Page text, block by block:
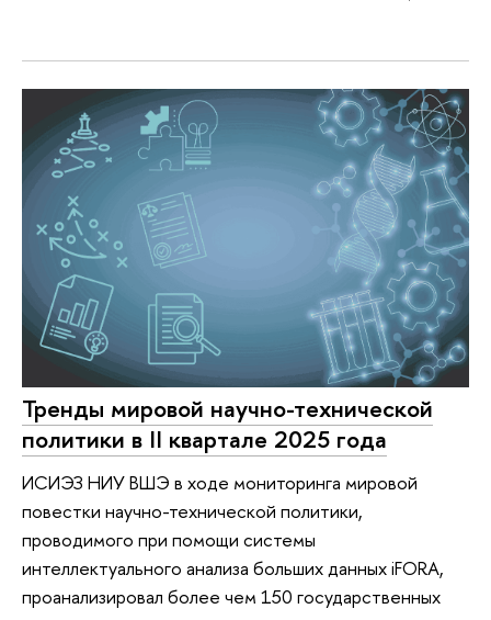
Тренды мировой научно-технической
политики в II квартале 2025 года
ИСИЭЗ НИУ ВШЭ в ходе мониторинга мировой
повестки научно-технической политики,
проводимого при помощи системы
интеллектуального анализа больших данных iFORA,
проанализировал более чем 150 государственных